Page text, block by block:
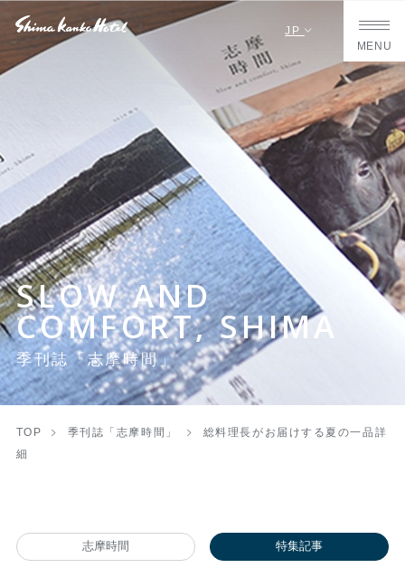
JP
MENU
SLOW AND
COMFORT, SHIMA
季刊誌「志摩時間」
TOP 季刊誌「志摩時間」
総料理長がお届けする夏の一品詳
細
志摩時間 特集記事